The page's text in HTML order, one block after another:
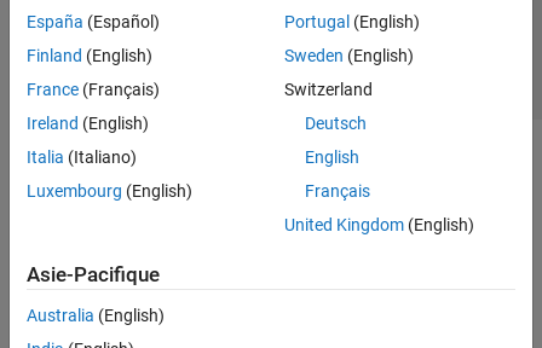
España (Español)
Finland (English)
France (Français)
Ireland (English)
Italia (Italiano)
Luxembourg (English)
Portugal (English)
Sweden (English)
Switzerland
Deutsch
English
Français
United Kingdom(English)
Asie-Pacifique
Australia (English)